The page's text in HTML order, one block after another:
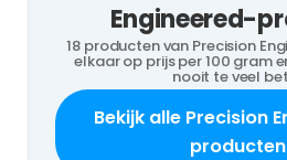
Engineered-
18 producten van Precision
elkaar op prijs per 100 gram
nooit te veel
Bekijk alle Precision
producten